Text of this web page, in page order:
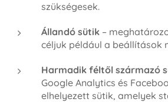
szükségesek.
Állandó sütik –
céljuk például a beállítások
Harmadik féltől származó
Google Analytics és
elhelyezett sütik, amelyek